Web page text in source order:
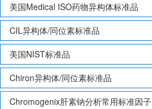
美国Medical ISO药物异构体标准品
CIL异构体/同位素标准品
美国NIST标准品
Chiron异构体/同位素标准品
Chromogenix肝素钠分析常用标准因子